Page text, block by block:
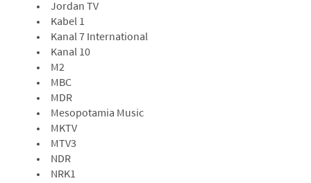
Jordan TV
Kabel 1
Kanal 7 International
Kanal 10
M2
MBC
MDR
Mesopotamia Music
MKTV
MTV3
NDR
NRK1